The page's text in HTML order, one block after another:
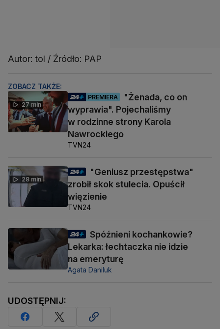
Autor: tol / Źródło: PAP
ZOBACZ TAKŻE:
27 min
PREMIERA
"Żenada, co on
wyprawia". Pojechaliśmy
w rodzinne strony Karola
Nawrockiego
TVN24
28 min
"Geniusz przestępstwa"
zrobił skok stulecia. Opuścił
więzienie
TVN24
Spóźnieni kochankowie?
Lekarka: łechtaczka nie idzie
na emeryturę
Agata Daniluk
UDOSTĘPNIJ: